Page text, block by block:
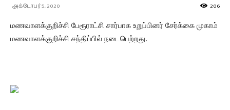
அக்டோபர் 5, 2020 206
மணவாளக்குறிச்சி பேரூராட்சி சார்பாக உறுப்பினர் சேர்க்கை முகாம்
மணவாளக்குறிச்சி சந்திப்பில் நடைபெற்றது.